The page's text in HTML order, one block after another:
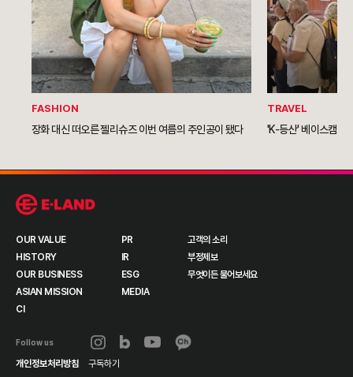
FASHION
장화 대신 떠오른 젤리슈즈 이번 여름의 주인공이 됐다
TRAVEL
'K-등산' 베이스캠프
OUR VALUE
HISTORY
OUR BUSINESS
ASIAN MISSION
CI
PR
IR
ESG
MEDIA
고객의 소리
부정제보
무엇이든 물어보세요
Follow us
개인정보처리방침 구독하기